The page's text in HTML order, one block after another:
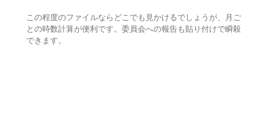
この程度のファイルならどこでも見かけるでしょうが、月ご
との時数計算が便利です。委員会への報告も貼り付けで瞬殺
できます。